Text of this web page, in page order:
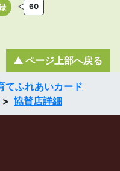
60
てふれあいカード
協賛店詳細
ページ上部へ戻る